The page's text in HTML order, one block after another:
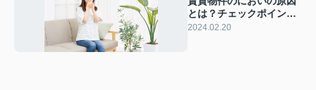
とは？チェックポイント
と対策方法も解説
2024.02.20